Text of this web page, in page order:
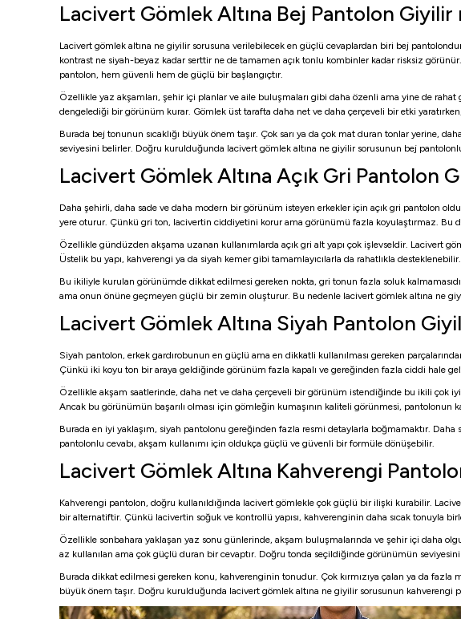
Lacivert Gömlek Altına Bej Pantolon Giyilir
Lacivert gömlek altına ne giyilir sorusuna verilebilecek en güçlü cevaplardan biri bej
kontrast ne siyah-beyaz kadar serttir ne de tamamen açık tonlu kombinler kadar risksiz
pantolon, hem güvenli hem de güçlü bir başlangıçtır.
Özellikle yaz akşamları, şehir içi planlar ve aile buluşmaları gibi daha özenli ama yine de
dengelediği bir görünüm kurar. Gömlek üst tarafta daha net ve daha çerçeveli bir etki
Burada bej tonunun sıcaklığı büyük önem taşır. Çok sarı ya da çok mat duran tonlar yerine,
seviyesini belirler. Doğru kurulduğunda lacivert gömlek altına ne giyilir sorusunun bej
Lacivert Gömlek Altına Açık Gri Pantolon
Daha şehirli, daha sade ve daha modern bir görünüm isteyen erkekler için açık gri pantolon
yere oturur. Çünkü gri ton, lacivertin ciddiyetini korur ama görünümü fazla koyulaştırmaz. Bu
Özellikle gündüzden akşama uzanan kullanımlarda açık gri alt yapı çok işlevseldir. Lacivert
Üstelik bu yapı, kahverengi ya da siyah kemer gibi tamamlayıcılarla da rahatlıkla
Bu ikiliyle kurulan görünümde dikkat edilmesi gereken nokta, gri tonun fazla soluk
ama onun önüne geçmeyen güçlü bir zemin oluşturur. Bu nedenle lacivert gömlek altına ne
Lacivert Gömlek Altına Siyah Pantolon
Siyah pantolon, erkek gardırobunun en güçlü ama en dikkatli kullanılması gereken
Çünkü iki koyu ton bir araya geldiğinde görünüm fazla kapalı ve gereğinden fazla ciddi hale
Özellikle akşam saatlerinde, daha net ve daha çerçeveli bir görünüm istendiğinde bu ikili çok
Ancak bu görünümün başarılı olması için gömleğin kumaşının kaliteli görünmesi, pantolonun
Burada en iyi yaklaşım, siyah pantolonu gereğinden fazla resmi detaylarla boğmamaktır.
pantolonlu cevabı, akşam kullanımı için oldukça güçlü ve güvenli bir formüle dönüşebilir.
Lacivert Gömlek Altına Kahverengi
Kahverengi pantolon, doğru kullanıldığında lacivert gömlekle çok güçlü bir ilişki kurabilir.
bir alternatiftir. Çünkü lacivertin soğuk ve kontrollü yapısı, kahverenginin daha sıcak tonuyla
Özellikle sonbahara yaklaşan yaz sonu günlerinde, akşam buluşmalarında ve şehir içi daha
az kullanılan ama çok güçlü duran bir cevaptır. Doğru tonda seçildiğinde görünümün
Burada dikkat edilmesi gereken konu, kahverenginin tonudur. Çok kırmızıya çalan ya da
büyük önem taşır. Doğru kurulduğunda lacivert gömlek altına ne giyilir sorusunun kahverengi